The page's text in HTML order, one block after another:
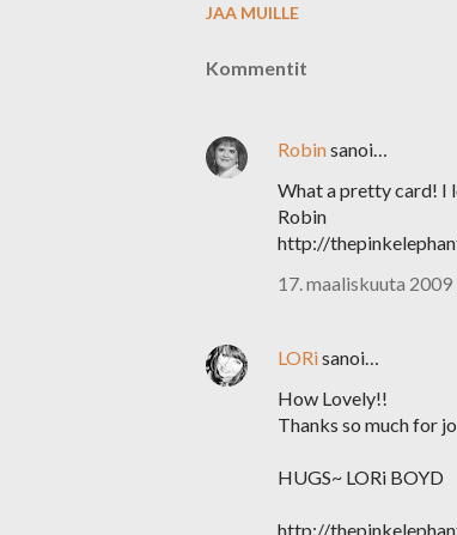
JAA MUILLE
Kommentit
Robinsanoi…
What a pretty card! I
Robin
http://
17. maaliskuuta 2009
LORisanoi…
How Lovely!!
Thanks so much for
HUGS~ LORi BOYD
http://